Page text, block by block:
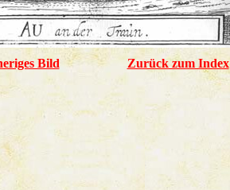
Bild Zurück zum Index